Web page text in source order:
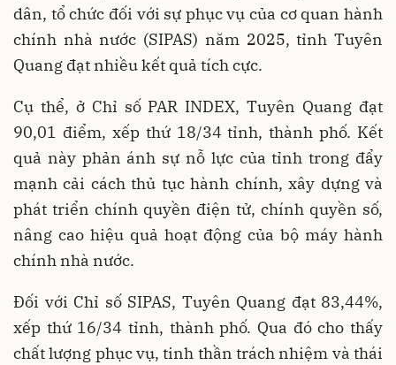
dân, tổ chức đối với sự phục vụ của cơ quan hành
chính nhà nước (SIPAS) năm 2025, tỉnh Tuyên
Quang đạt nhiều kết quả tích cực.
Cụ thể, ở Chỉ số PAR INDEX, Tuyên Quang đạt
90,01 điểm, xếp thứ 18/34 tỉnh, thành phố. Kết
quả này phản ánh sự nỗ lực của tỉnh trong đẩy
mạnh cải cách thủ tục hành chính, xây dựng và
phát triển chính quyền điện tử, chính quyền số,
nâng cao hiệu quả hoạt động của bộ máy hành
chính nhà nước.
Đối với Chỉ số SIPAS, Tuyên Quang đạt 83,44%,
xếp thứ 16/34 tỉnh, thành phố. Qua đó cho thấy
chất lượng phục vụ, tinh thần trách nhiệm và thái